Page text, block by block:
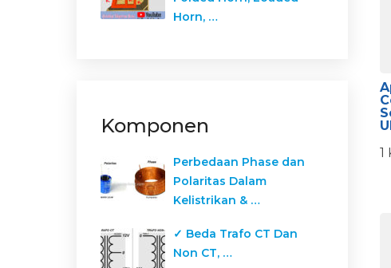
1
Horn, …
Komponen
Perbedaan Phase dan
Polaritas Dalam
Kelistrikan & …
✓ Beda Trafo CT Dan
Non CT, …